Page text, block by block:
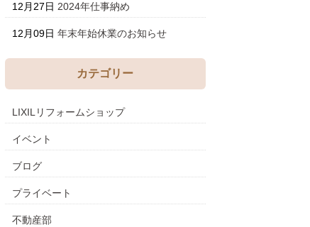
12月27日 2024年仕事納め
12月09日 年末年始休業のお知らせ
カテゴリー
LIXILリフォームショップ
イベント
ブログ
プライベート
不動産部